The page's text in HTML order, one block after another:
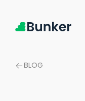
BLOG